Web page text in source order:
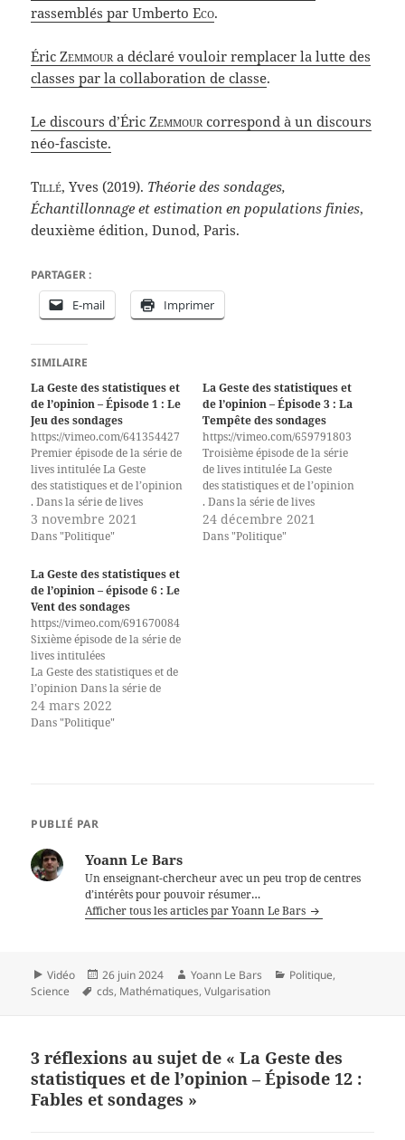
rassemblés par UmbertoEco.
ÉricZemmour a déclaré vouloir remplacer la lutte des
classes par la collaboration de classe.
Le discours d’ÉricZemmour correspond à un discours
néo-fasciste.
Tillé, Yves (2019). Théorie des sondages,
Échantillonnage et estimation en populations finies,
deuxième édition, Dunod, Paris.
PARTAGER :
E-mail Imprimer
SIMILAIRE
La Geste des statistiques et
de l’opinion – Épisode 1 : Le
Jeu des sondages
https://vimeo.com/641354427
Premier épisode de la série de
lives intitulée La Geste
des statistiques et de l’opinion
. Dans la série de lives
intitulée
La Geste des statistiques et de
comment fonctionnent les
sondages et comment les lire.
Voici la rediffusion du
premier épisode,
Le Jeu des sondages, dans
lequel je présente le
fonctionnement général des
sondages. Le support de
présentation est disponible…
3 novembre 2021
Dans "Politique"
La Geste des statistiques et
de l’opinion – Épisode 3 : La
Tempête des sondages
https://vimeo.com/659791803
Troisième épisode de la série
de lives intitulée La Geste
des statistiques et de l’opinion
. Dans la série de lives
intitulée
La Geste des statistiques et de
24 décembre 2021
Dans "Politique"
La Geste des statistiques et
de l’opinion – épisode 6 : Le
Vent des sondages
https://vimeo.com/691670084
Sixième épisode de la série de
lives intitulées
La Geste des statistiques et de
l’opinion Dans la série de
lives intitulée
La Geste des statistiques et de
Le Vent des sondages, dans
nous analysons un peu la
sociologie du vote et la
consistance internes…
24 mars 2022
Dans "Politique"
PUBLIÉ PAR
Yoann Le Bars
Un enseignant-chercheur avec un peu trop de centres
d’intérêts pour pouvoir résumer…
Afficher tous les articles par Yoann Le Bars
Format
Vidéo
Publié
le
26 juin 2024 Auteur
Yoann Le Bars Catégories
Politique,
Science
Mots-
cds, Mathématiques,Vulgarisation
3 réflexions au sujet de « La Geste des
statistiques et de l’opinion – Épisode 12 :
Fables et sondages »